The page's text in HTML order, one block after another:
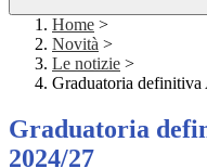
Home >
Novità >
Le notizie >
Graduatoria definitiva
Graduatoria
2024/27